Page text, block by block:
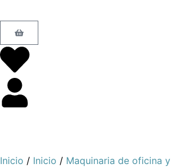
Inicio / Inicio / Maquinaria de oficina y